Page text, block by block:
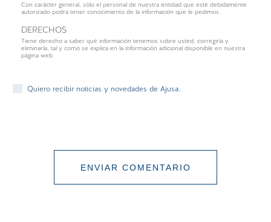
Con carácter general, sólo el personal de nuestra entidad que esté debidamente
autorizado podrá tener conocimiento de la información que le pedimos.
DERECHOS
Tiene derecho a saber qué información tenemos sobre usted, corregirla y
eliminarla, tal y como se explica en la información adicional disponible en nuestra
página web.
Quiero recibir noticias y novedades de Ajusa.
ENVIAR COMENTARIO